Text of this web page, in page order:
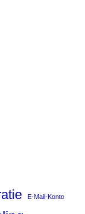
E-Mail-Konto